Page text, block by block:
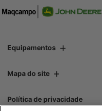
Equipamentos
Mapa do site
Política de privacidade